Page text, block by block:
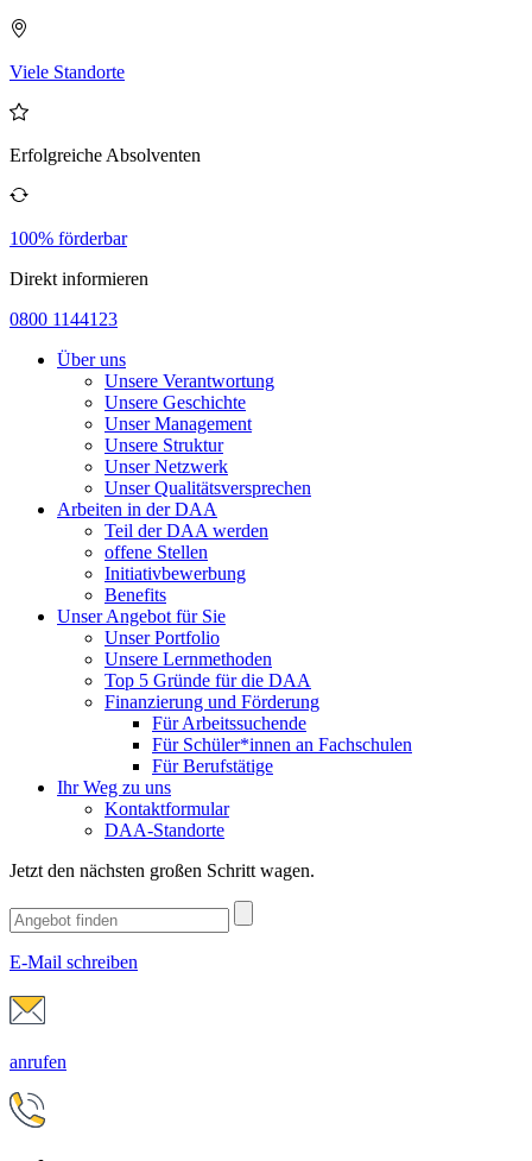
Viele Standorte
Erfolgreiche Absolventen
100% förderbar
Direkt informieren
0800 1144123
Über uns
Unsere Verantwortung
Unsere Geschichte
Unser Management
Unsere Struktur
Unser Netzwerk
Unser Qualitätsversprechen
Arbeiten in der DAA
Teil der DAA werden
offene Stellen
Initiativbewerbung
Benefits
Unser Angebot für Sie
Unser Portfolio
Unsere Lernmethoden
Top 5 Gründe für die DAA
Finanzierung und Förderung
Für Arbeitssuchende
Für Schüler*innen an Fachschulen
Für Berufstätige
Ihr Weg zu uns
Kontaktformular
DAA-Standorte
Jetzt den nächsten großen Schritt wagen.
E-Mail schreiben
anrufen